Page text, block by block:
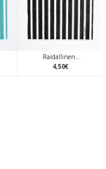
Raidallinen..
4,50€